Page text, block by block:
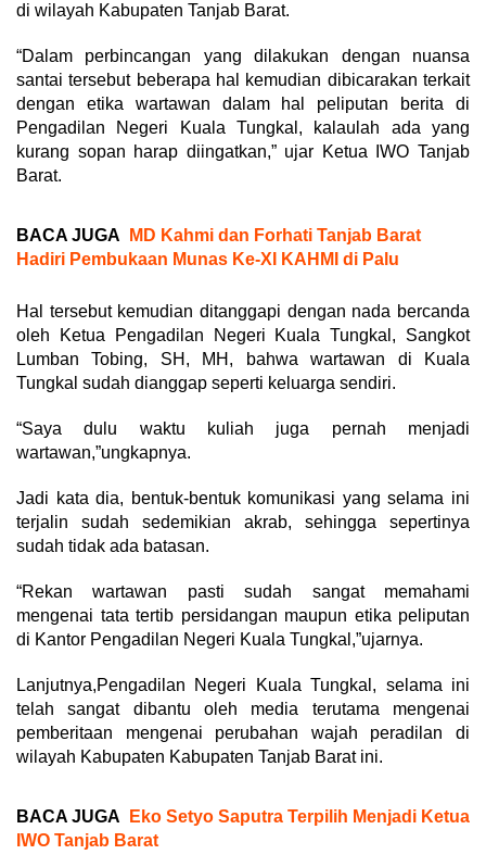
di wilayah Kabupaten Tanjab Barat.
“Dalam perbincangan yang dilakukan dengan nuansa
santai tersebut beberapa hal kemudian dibicarakan terkait
dengan etika wartawan dalam hal peliputan berita di
Pengadilan Negeri Kuala Tungkal, kalaulah ada yang
kurang sopan harap diingatkan,” ujar Ketua IWO Tanjab
Barat.
BACA JUGA
MD Kahmi dan Forhati Tanjab Barat
Hadiri Pembukaan Munas Ke-XI KAHMI di Palu
Hal tersebut kemudian ditanggapi dengan nada bercanda
oleh Ketua Pengadilan Negeri Kuala Tungkal, Sangkot
Lumban Tobing, SH, MH, bahwa wartawan di Kuala
Tungkal sudah dianggap seperti keluarga sendiri.
“Saya dulu waktu kuliah juga pernah menjadi
wartawan,”ungkapnya.
Jadi kata dia, bentuk-bentuk komunikasi yang selama ini
terjalin sudah sedemikian akrab, sehingga sepertinya
sudah tidak ada batasan.
“Rekan wartawan pasti sudah sangat memahami
mengenai tata tertib persidangan maupun etika peliputan
di Kantor Pengadilan Negeri Kuala Tungkal,”ujarnya.
Lanjutnya,Pengadilan Negeri Kuala Tungkal, selama ini
telah sangat dibantu oleh media terutama mengenai
pemberitaan mengenai perubahan wajah peradilan di
wilayah Kabupaten Kabupaten Tanjab Barat ini.
BACA JUGA
Eko Setyo Saputra Terpilih Menjadi Ketua
IWO Tanjab Barat